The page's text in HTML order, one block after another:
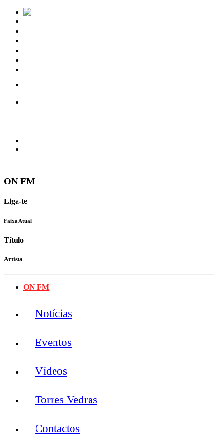
ON FM
Liga-te
Faixa Atual
Título
Artista
ON FM
Notícias
Eventos
Vídeos
Torres Vedras
Contactos